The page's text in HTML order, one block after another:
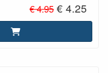
€ 4.95 € 4.25